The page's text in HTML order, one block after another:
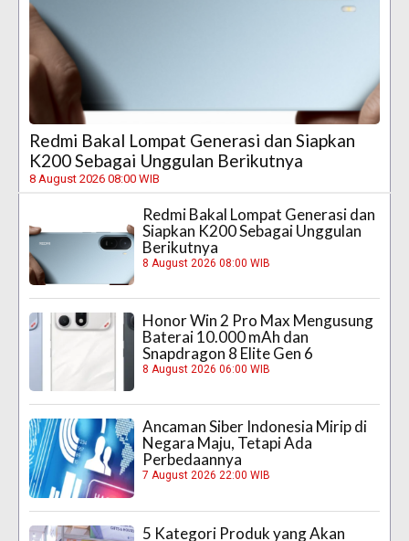
Redmi Bakal Lompat Generasi dan Siapkan
K200 Sebagai Unggulan Berikutnya
8 August 2026 08:00 WIB
Redmi Bakal Lompat Generasi dan
Siapkan K200 Sebagai Unggulan
Berikutnya
8 August 2026 08:00 WIB
Honor Win 2 Pro Max Mengusung
Baterai 10.000 mAh dan
Snapdragon 8 Elite Gen 6
8 August 2026 06:00 WIB
Ancaman Siber Indonesia Mirip di
Negara Maju, Tetapi Ada
Perbedaannya
7 August 2026 22:00 WIB
5 Kategori Produk yang Akan